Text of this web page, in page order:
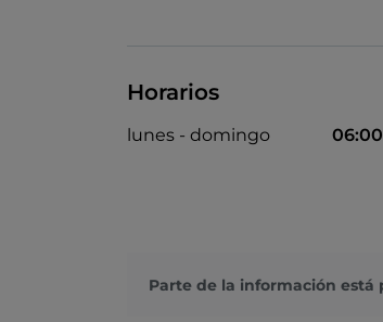
Horarios
lunes - domingo
Parte de la información está